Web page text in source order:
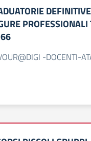
PROFESSIONALI
-DOCENTI-